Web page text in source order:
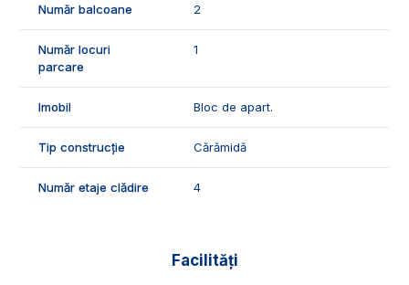
ID Exclusiv - 2223972
Număr balcoane 2
Număr locuri
parcare
1
Imobil Bloc de apart.
Tip construcție Cărămidă
Număr etaje clădire 4
Facilități